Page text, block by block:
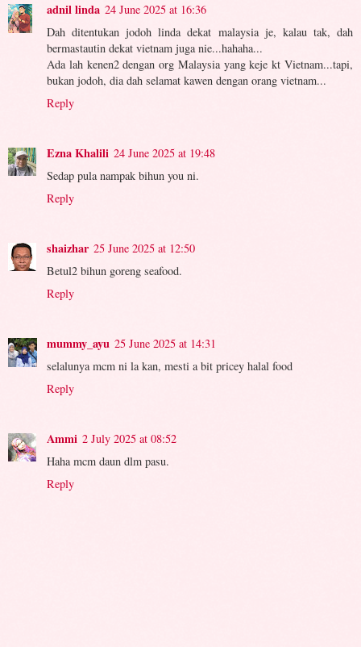
adnil linda 24 June 2025 at 16:36
Dah ditentukan jodoh linda dekat malaysia je, kalau tak, dah
bermastautin dekat vietnam juga nie...hahaha...
Ada lah kenen2 dengan org Malaysia yang keje kt Vietnam...tapi,
bukan jodoh, dia dah selamat kawen dengan orang vietnam...
Reply
Ezna Khalili 24 June 2025 at 19:48
Sedap pula nampak bihun you ni.
Reply
shaizhar 25 June 2025 at 12:50
Betul2 bihun goreng seafood.
Reply
mummy_ayu 25 June 2025 at 14:31
selalunya mcm ni la kan, mesti a bit pricey halal food
Reply
Ammi 2 July 2025 at 08:52
Haha mcm daun dlm pasu.
Reply